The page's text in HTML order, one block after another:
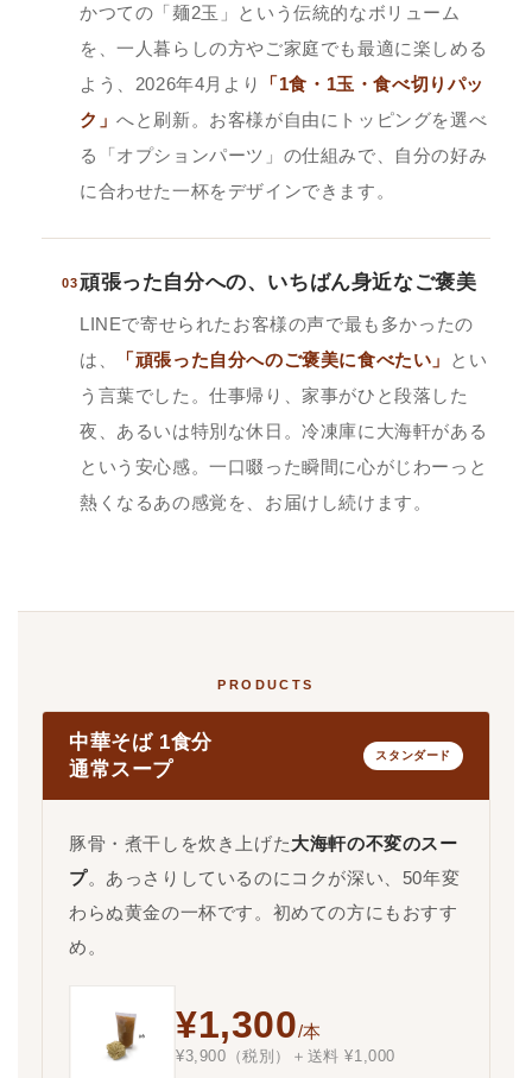
かつての「麺2玉」という伝統的なボリューム
を、一人暮らしの方やご家庭でも最適に楽しめる
よう、2026年4月より
「1食・1玉・食べ切りパッ
ク」へと刷新。お客様が自由にトッピングを選べ
る「オプションパーツ」の仕組みで、自分の好み
に合わせた一杯をデザインできます。
03頑張った自分への、いちばん身近なご褒美
LINEで寄せられたお客様の声で最も多かったの
は、
「頑張った自分へのご褒美に食べたい」
とい
う言葉でした。仕事帰り、家事がひと段落した
夜、あるいは特別な休日。冷凍庫に大海軒がある
という安心感。一口啜った瞬間に心がじわーっと
熱くなるあの感覚を、お届けし続けます。
PRODUCTS
中華そば 1食分
通常スープ
スタンダード
豚骨・煮干しを炊き上げた大海軒の不変のスー
プ。あっさりしているのにコクが深い、50年変
わらぬ黄金の一杯です。初めての方にもおすす
め。
¥1,300/本
¥3,900（税別）＋送料 ¥1,000